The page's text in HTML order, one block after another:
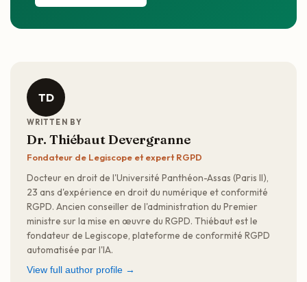
TD
WRITTEN BY
Dr. Thiébaut Devergranne
Fondateur de Legiscope et expert RGPD
Docteur en droit de l'Université Panthéon-Assas (Paris II),
23 ans d'expérience en droit du numérique et conformité
RGPD. Ancien conseiller de l'administration du Premier
ministre sur la mise en œuvre du RGPD. Thiébaut est le
fondateur de Legiscope, plateforme de conformité RGPD
automatisée par l'IA.
View full author profile →